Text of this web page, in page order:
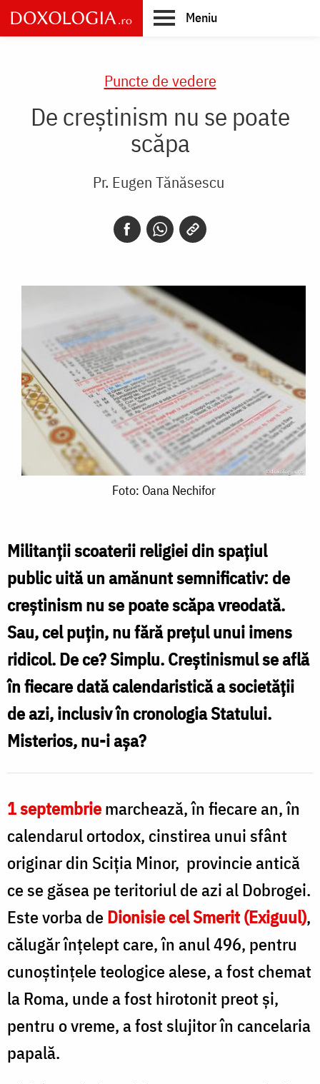
Skip
to
main
Meniu
Puncte de vedere
De creștinism nu se poate
scăpa
Pr. Eugen Tănăsescu
Foto: Oana Nechifor
Militanții scoaterii religiei din spațiul
public uită un amănunt semnificativ: de
creștinism nu se poate scăpa vreodată.
Sau, cel puțin, nu fără prețul unui imens
ridicol. De ce? Simplu. Creștinismul se află
în fiecare dată calendaristică a societății
de azi, inclusiv în cronologia Statului.
Misterios, nu-i așa?
1 septembriemarchează, în fiecare an, în
calendarul ortodox, cinstirea unui sfânt
originar din Sciția Minor, provincie antică
ce se găsea pe teritoriul de azi al Dobrogei.
Este vorba deDionisie cel Smerit (Exiguul),
călugăr înțelept care, în anul 496, pentru
cunoștințele teologice alese, a fost chemat
la Roma, unde a fost hirotonit preot și,
pentru o vreme, a fost slujitor în cancelaria
papală.